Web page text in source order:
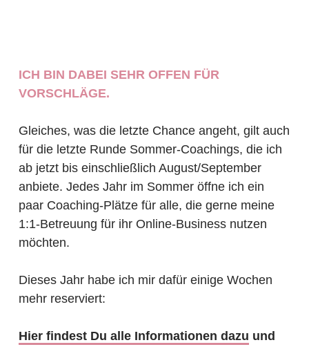
ICH BIN DABEI SEHR OFFEN FÜR
VORSCHLÄGE.
Gleiches, was die letzte Chance angeht, gilt auch
für die letzte Runde Sommer-Coachings, die ich
ab jetzt bis einschließlich August/September
anbiete. Jedes Jahr im Sommer öffne ich ein
paar Coaching-Plätze für alle, die gerne meine
1:1-Betreuung für ihr Online-Business nutzen
möchten.
Dieses Jahr habe ich mir dafür einige Wochen
mehr reserviert:
Hier findest Du alle Informationen dazu und